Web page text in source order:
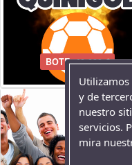
BOTE: 40.000 €
y de
nuestro
servicios.
mira